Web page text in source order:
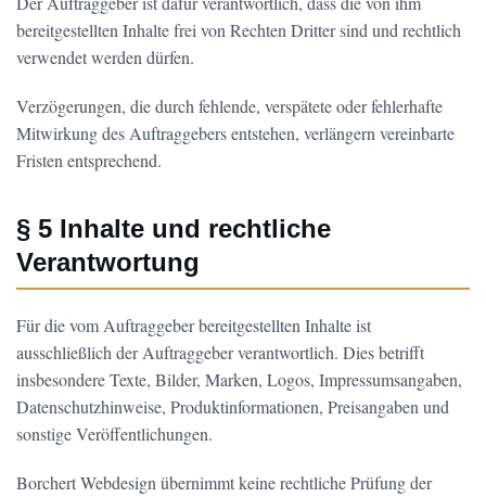
bereitgestellten Inhalte frei von Rechten Dritter sind und rechtlich
verwendet werden dürfen.
Verzögerungen, die durch fehlende, verspätete oder fehlerhafte
Mitwirkung des Auftraggebers entstehen, verlängern vereinbarte
Fristen entsprechend.
§ 5 Inhalte und rechtliche
Verantwortung
Für die vom Auftraggeber bereitgestellten Inhalte ist
ausschließlich der Auftraggeber verantwortlich. Dies betrifft
insbesondere Texte, Bilder, Marken, Logos, Impressumsangaben,
Datenschutzhinweise, Produktinformationen, Preisangaben und
sonstige Veröffentlichungen.
Borchert Webdesign übernimmt keine rechtliche Prüfung der